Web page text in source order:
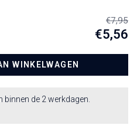
€7,95
€5,56
WINKELWAGEN
binnen de 2 werkdagen.